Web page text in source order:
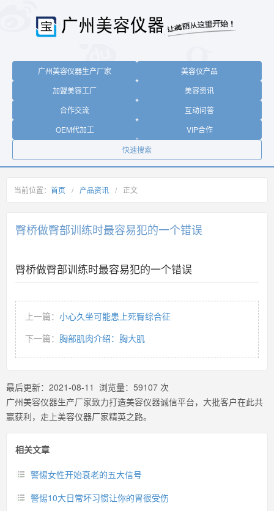
广州美容仪器生产厂家
美容仪产品
加盟美容工厂
美容资讯
合作交流
互动问答
OEM代加工
VIP合作
快速搜索
当前位置： 首页 / 产品资讯 / 正文
臀桥做臀部训练时最容易犯的一个错误
臀桥做臀部训练时最容易犯的一个错误
上一篇： 小心久坐可能患上死臀综合征
下一篇： 胸部肌肉介绍：胸大肌
最后更新： 2021-08-11 浏览量： 59107 次
广州美容仪器生产厂家致力打造美容仪器诚信平台，大批客户在此共
赢获利，走上美容仪器厂家精英之路。
相关文章
警惕女性开始衰老的五大信号
警惕10大日常坏习惯让你的胃很受伤